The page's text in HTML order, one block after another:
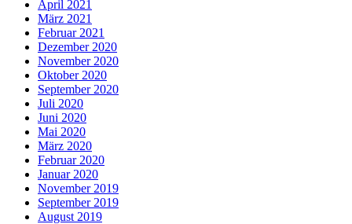
April 2021
März 2021
Februar 2021
Dezember 2020
November 2020
Oktober 2020
September 2020
Juli 2020
Juni 2020
Mai 2020
März 2020
Februar 2020
Januar 2020
November 2019
September 2019
August 2019